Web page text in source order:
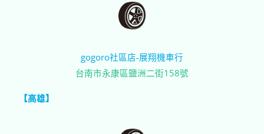
gogoro社區店-展翔機車行
台南市永康區鹽洲二街158號
【高雄】